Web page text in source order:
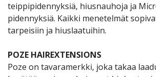
teippipidennyksiä, hiusnauhoja ja
pidennyksiä. Kaikki menetelmät
tarpeisiin ja hiuslaatuihin.
POZE HAIREXTENSIONS
Poze on tavaramerkki, joka takaa